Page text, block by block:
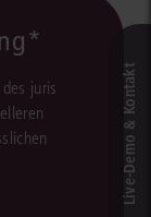
juris
Live‑Demo & Kontakt